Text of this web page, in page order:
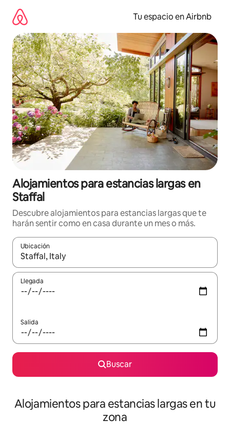
contenido
Tu espacio en Airbnb
Alojamientos para estancias largas en
Staffal
Descubre alojamientos para estancias largas que te
harán sentir como en casa durante un mes o más.
Ubicación
Cuando los resultados estén disponibles, podrás navegar
Llegada
Salida
Buscar
Alojamientos para estancias largas en tu
zona